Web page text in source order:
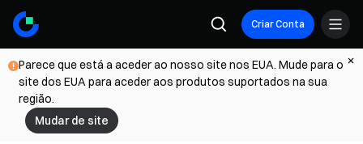
Criar Conta
Parece que está a aceder ao nosso site nos EUA. Mude para o
site dos EUA para aceder aos produtos suportados na sua
região.
Mudar de site